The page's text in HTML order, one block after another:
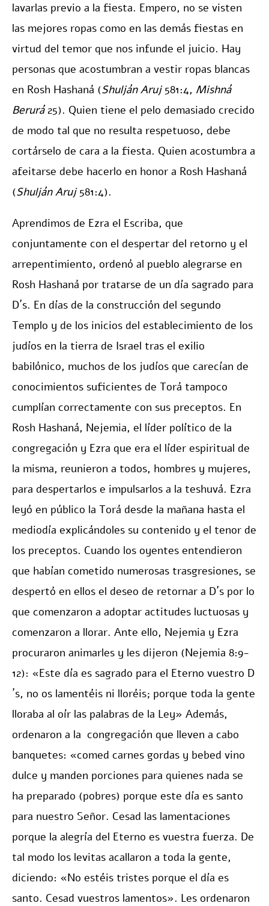
lavarlas previo a la fiesta. Empero, no se visten
las mejores ropas como en las demás fiestas en
virtud del temor que nos infunde el juicio. Hay
personas que acostumbran a vestir ropas blancas
en Rosh Hashaná (Shulján Aruj581:4, Mishná
Berurá25). Quien tiene el pelo demasiado crecido
de modo tal que no resulta respetuoso, debe
cortárselo de cara a la fiesta. Quien acostumbra a
afeitarse debe hacerlo en honor a Rosh Hashaná
(Shulján Aruj581:4).
Aprendimos de Ezra el Escriba, que
conjuntamente con el despertar del retorno y el
arrepentimiento, ordenó al pueblo alegrarse en
Rosh Hashaná por tratarse de un día sagrado para
D´s. En días de la construcción del segundo
Templo y de los inicios del establecimiento de los
judíos en la tierra de Israel tras el exilio
babilónico, muchos de los judíos que carecían de
conocimientos suficientes de Torá tampoco
cumplían correctamente con sus preceptos. En
Rosh Hashaná, Nejemia, el líder político de la
congregación y Ezra que era el líder espiritual de
la misma, reunieron a todos, hombres y mujeres,
para despertarlos e impulsarlos a la teshuvá. Ezra
leyó en público la Torá desde la mañana hasta el
mediodía explicándoles su contenido y el tenor de
los preceptos. Cuando los oyentes entendieron
que habían cometido numerosas trasgresiones, se
despertó en ellos el deseo de retornar a D´s por lo
que comenzaron a adoptar actitudes luctuosas y
comenzaron a llorar. Ante ello, Nejemia y Ezra
procuraron animarles y les dijeron (Nejemia 8:9-
12): «Este día es sagrado para el Eterno vuestro D
´s, no os lamentéis ni lloréis; porque toda la gente
lloraba al oír las palabras de la Ley» Además,
ordenaron a la congregación que lleven a cabo
banquetes: «comed carnes gordas y bebed vino
dulce y manden porciones para quienes nada se
ha preparado (pobres) porque este día es santo
para nuestro Señor. Cesad las lamentaciones
porque la alegría del Eterno es vuestra fuerza. De
tal modo los levitas acallaron a toda la gente,
diciendo: «No estéis tristes porque el día es
santo. Cesad vuestros lamentos». Les ordenaron